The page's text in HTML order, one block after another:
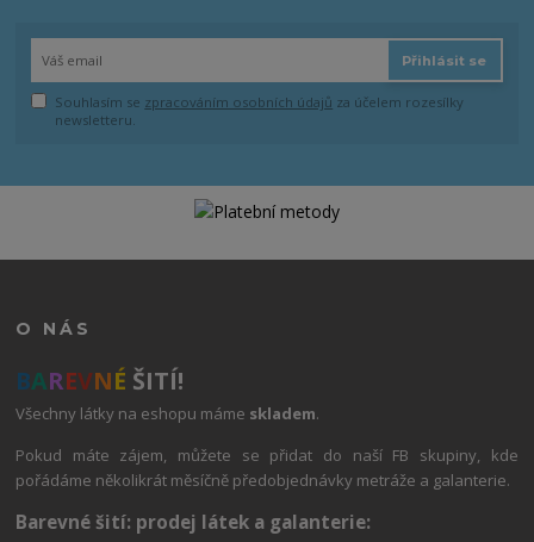
Přihlásit se
Souhlasím se zpracováním osobních údajů za účelem rozesílky
newsletteru.
O NÁS
BAREVNÉ ŠITÍ!
Všechny látky na eshopu máme skladem.
Pokud máte zájem, můžete se přidat do naší FB skupiny, kde
pořádáme několikrát měsíčně předobjednávky metráže a galanterie.
Barevné šití: prodej látek a galanterie: